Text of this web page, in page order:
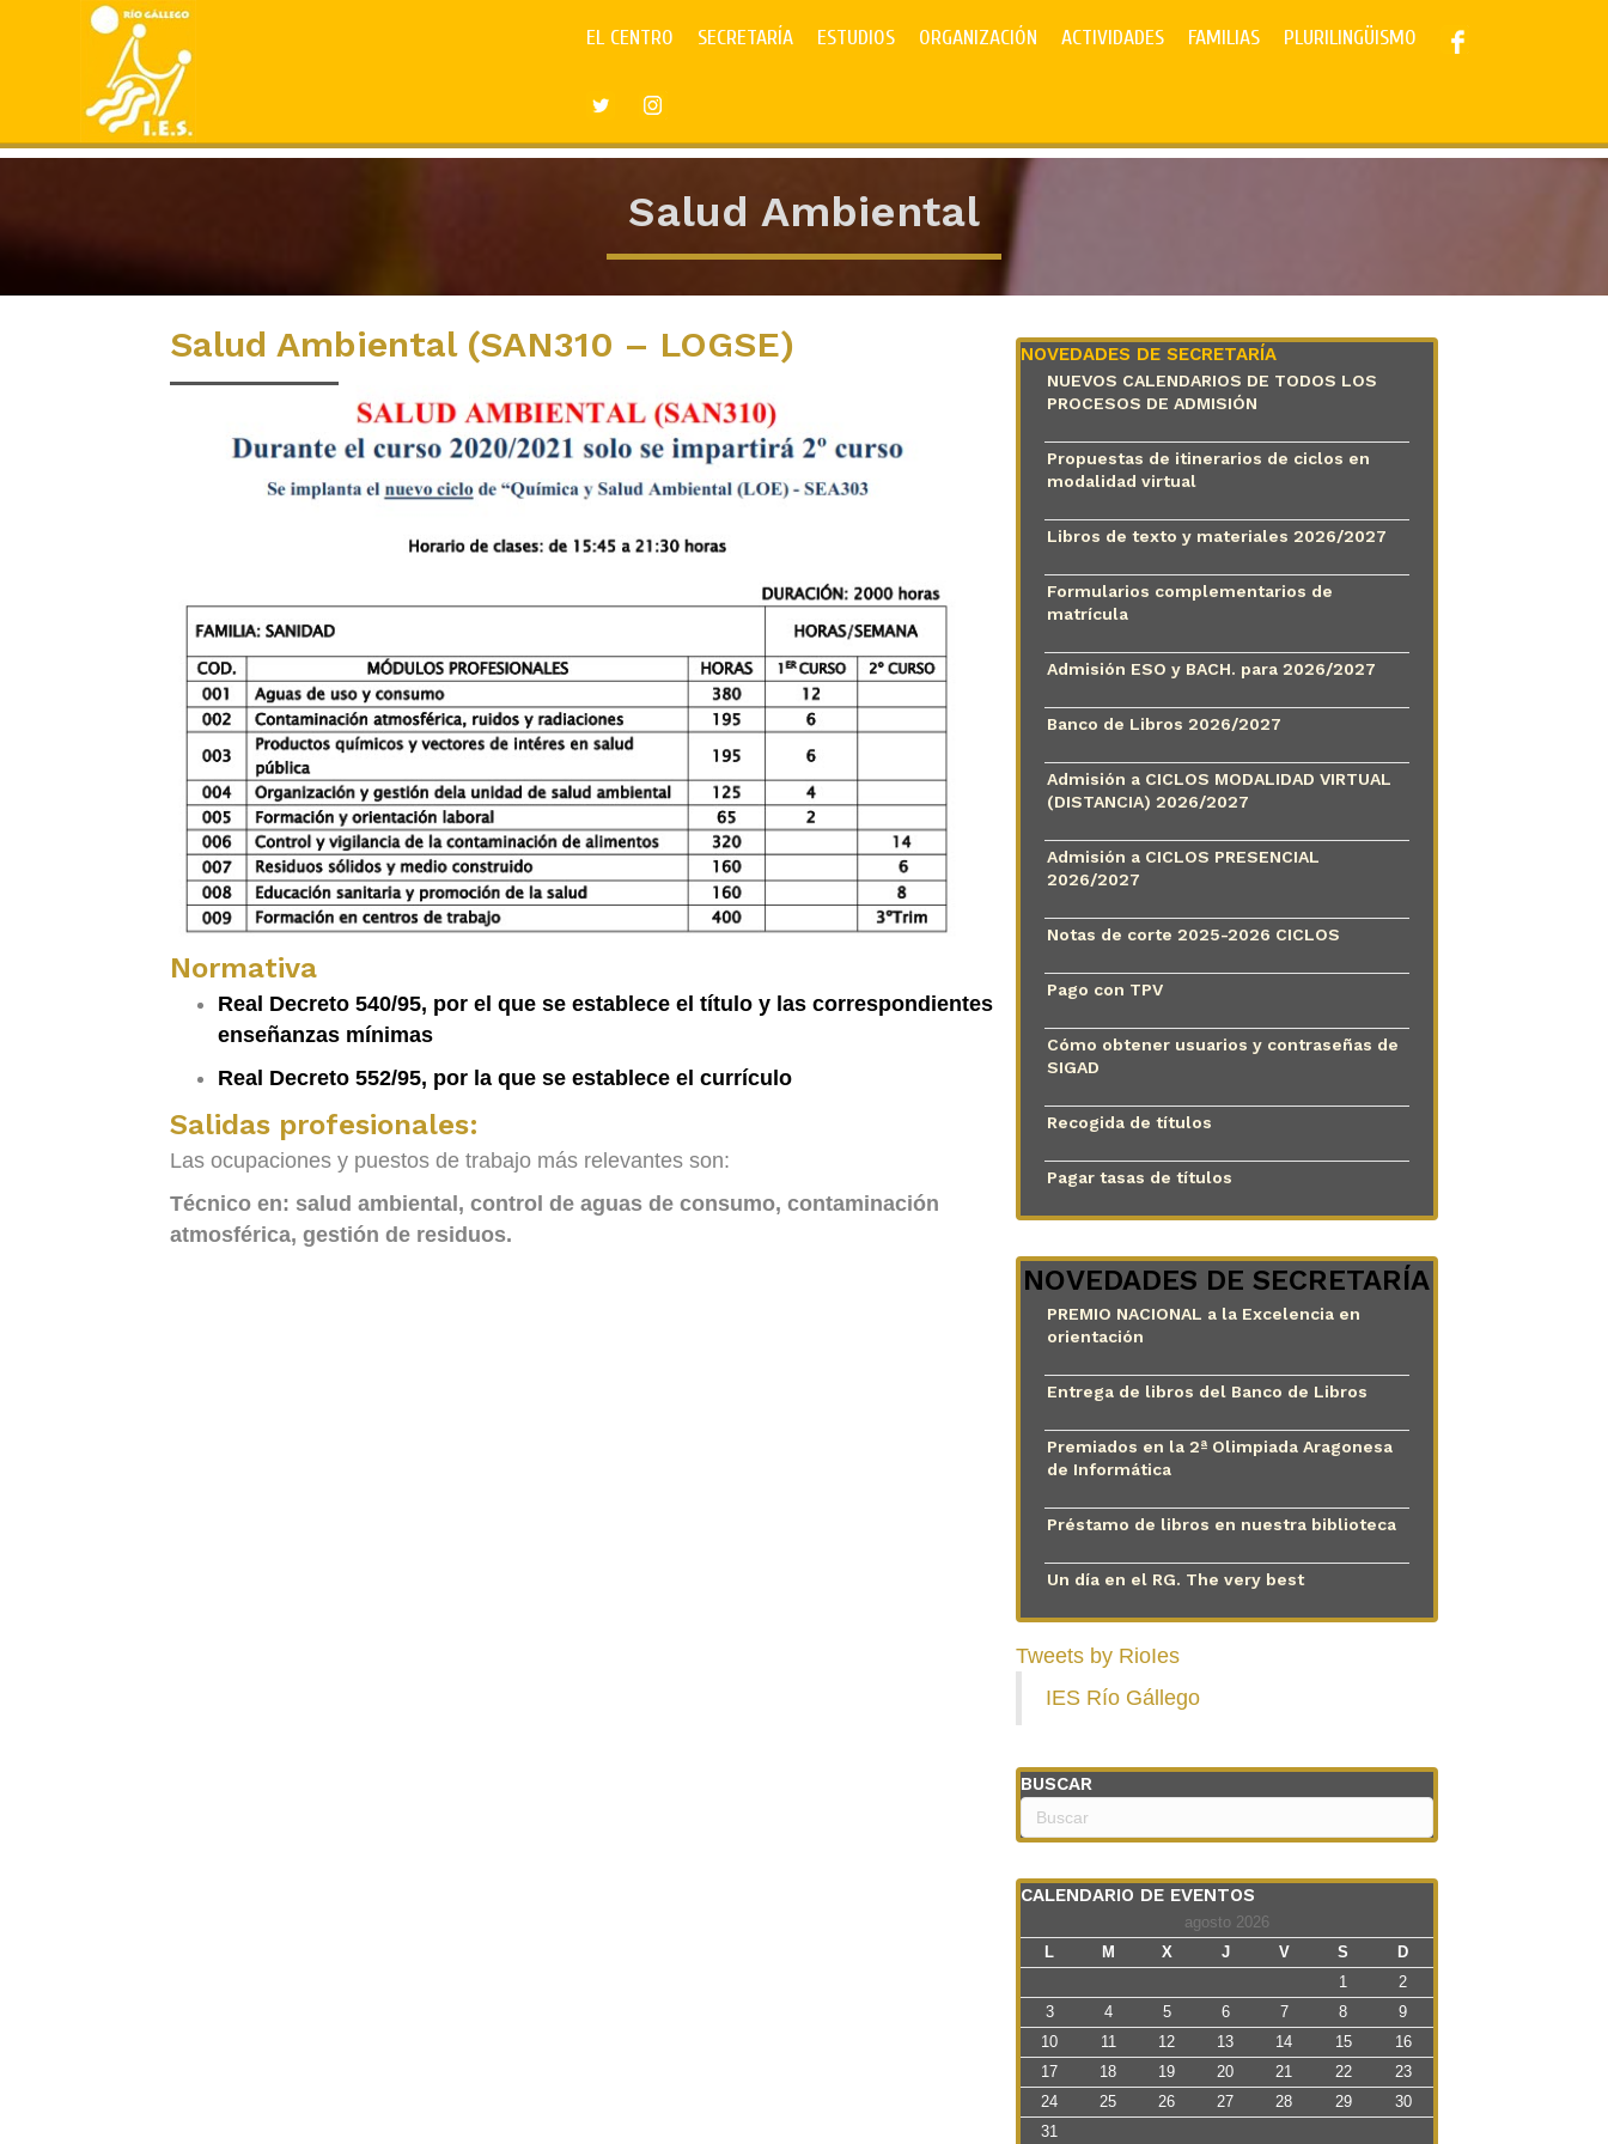
EL CENTRO SECRETARÍA ESTUDIOS ORGANIZACIÓN ACTIVIDADES FAMILIAS PLURILINGÜISMO
Salud Ambiental
Salud Ambiental (SAN310 – LOGSE)
Normativa
Real Decreto 540/95, por el que se establece el título y las correspondientes
enseñanzas mínimas
Real Decreto 552/95, por la que se establece el currículo
Salidas profesionales:
Las ocupaciones y puestos de trabajo más relevantes son:
Técnico en: salud ambiental, control de aguas de consumo, contaminación
atmosférica, gestión de residuos.
NOVEDADES DE SECRETARÍA
NUEVOS CALENDARIOS DE TODOS LOS
PROCESOS DE ADMISIÓN
Propuestas de itinerarios de ciclos en
modalidad virtual
Libros de texto y materiales 2026/2027
Formularios complementarios de
matrícula
Admisión ESO y BACH. para 2026/2027
Banco de Libros 2026/2027
Admisión a CICLOS MODALIDAD VIRTUAL
(DISTANCIA) 2026/2027
Admisión a CICLOS PRESENCIAL
2026/2027
Notas de corte 2025-2026 CICLOS
Pago con TPV
Cómo obtener usuarios y contraseñas de
SIGAD
Recogida de títulos
Pagar tasas de títulos
NOVEDADES DE SECRETARÍA
PREMIO NACIONAL a la Excelencia en
orientación
Entrega de libros del Banco de Libros
Premiados en la 2ª Olimpiada Aragonesa
de Informática
Préstamo de libros en nuestra biblioteca
Un día en el RG. The very best
Tweets by RioIes
IES Río Gállego
BUSCAR
CALENDARIO DE EVENTOS
agosto 2026
L
M X J V S
D
1
2
3
4 5 6 7 8
9
10
11 12 13 14 15
16
17
18 19 20 21 22
23
24
25 26 27 28 29
30
31